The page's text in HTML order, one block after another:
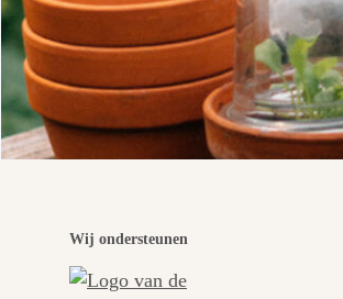
Wij ondersteunen